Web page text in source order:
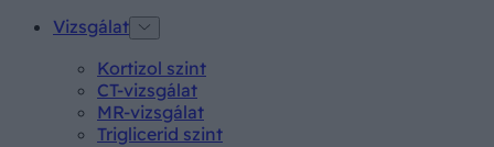
Vizsgálat
Kortizol szint
CT-vizsgálat
MR-vizsgálat
Triglicerid szint